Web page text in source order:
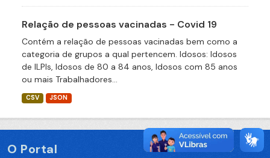
Relação de pessoas vacinadas - Covid 19
Contém a relação de pessoas vacinadas bem como a
categoria de grupos a qual pertencem. Idosos: Idosos
de ILPIs, Idosos de 80 a 84 anos, Idosos com 85 anos
ou mais Trabalhadores...
CSV JSON
O Portal